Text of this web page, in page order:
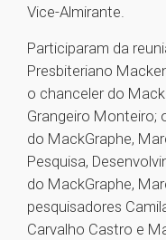
Vice-Almirante.
Participaram da
Presbiteriano
o chanceler do
Grangeiro Monteiro;
do MackGraphe,
Pesquisa,
do MackGraphe,
pesquisadores
Carvalho Castro e